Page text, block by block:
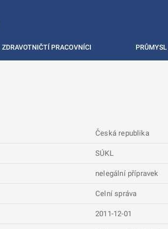
ZDRAVOTNIČTÍ PRACOVNÍCI
Česká republika
SÚKL
nelegální přípravek
Celní správa
2011-12-01